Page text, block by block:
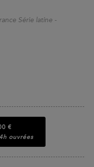
Série latine -
€
ouvrées